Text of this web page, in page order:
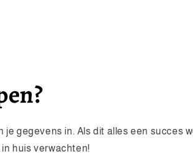
je gegevens in. Als dit alles een succes
huis verwachten!